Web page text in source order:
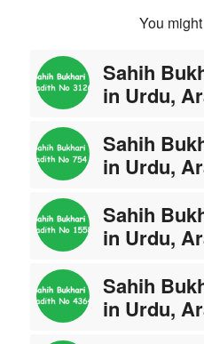
You
Sahih
in Urdu,
Sahih
in Urdu,
Sahih
in Urdu,
Sahih
in Urdu,